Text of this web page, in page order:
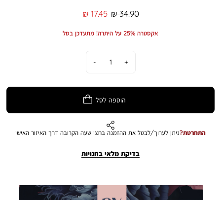
האחיזה הנוחה מאפשרת מזיגה קלה ונעימה, בעוד הזכוכית השקופה מדגישה את
צבעי המשקה ומוסיפה טאץ’ מרשים לכל הגשה. קנקן שמשלב פונקציונליות עם
הצבע במציאות עשוי להיות שונה מהמוצג בתמונה.
מחיר
17.45 ₪
מחיר
34.90 ₪
אקסטרה 25% על היתרה! מתעדכן בסל
הוספה לסל
התחרטת?ניתן לערוך/לבטל את ההזמנה בחצי שעה הקרובה דרך האיזור האישי
בדיקת מלאי בחנויות